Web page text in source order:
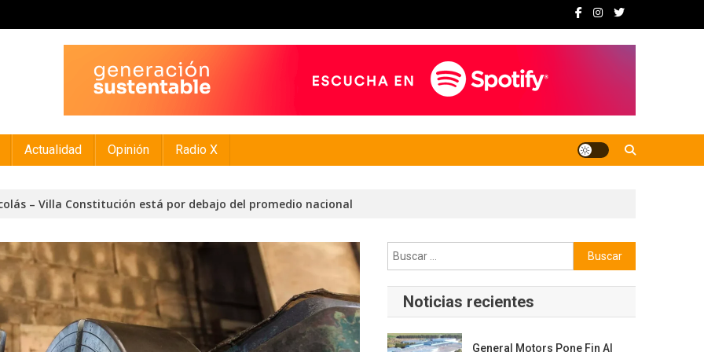
Actualidad Opinión Radio X
– Villa Constitución está por debajo del promedio nacional
Buscar:
Noticias recientes
General Motors Pone Fin Al